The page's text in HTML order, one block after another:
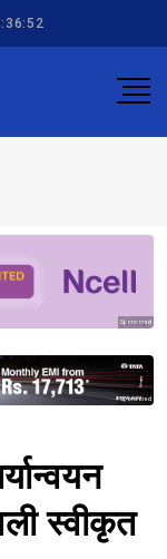
Sponsored
Sponsored
स्वीकृत